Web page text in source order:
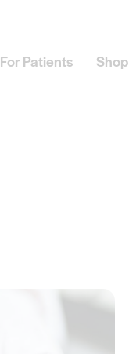
For Patients Shop